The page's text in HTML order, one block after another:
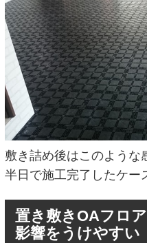
敷き詰め後はこのような
半日で施工完了したケー
置き敷きOAフロ
影響をうけやすい